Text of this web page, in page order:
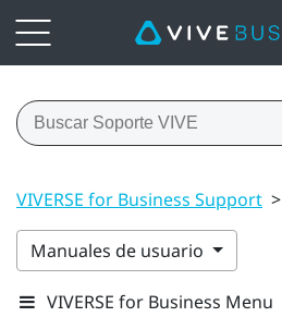
VIVERSE for Business Support >
Manuales de usuario
VIVERSE for Business Menu